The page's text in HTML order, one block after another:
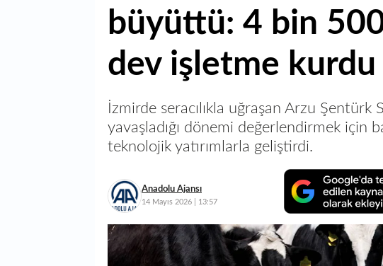
büyüttü: 4 bin
dev işletme kurdu
İzmirde seracılıkla uğraşan Arzu Şentürk
yavaşladığı dönemi değerlendirmek için
teknolojik yatırımlarla geliştirdi.
Anadolu Ajansı
14 Mayıs 2026 | 13:57